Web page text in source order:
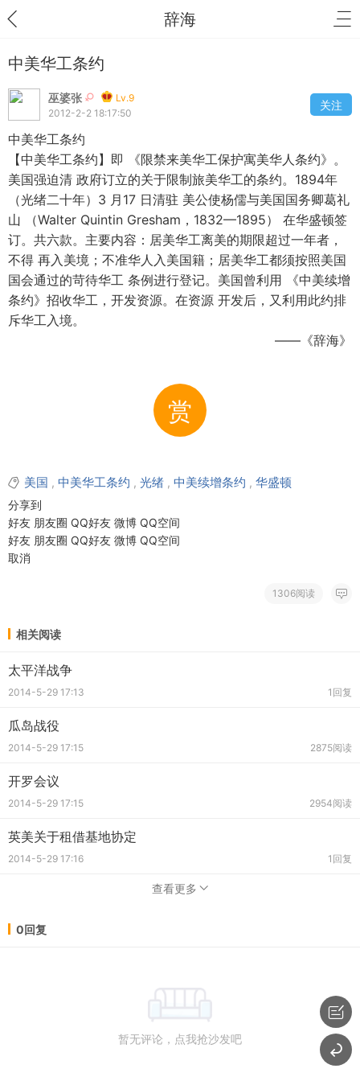
辞海
中美华工条约
巫婆张
Lv.9
2012-2-2 18:17:50
关注
中美华工条约
【中美华工条约】即 《限禁来美华工保护寓美华人条约》。
美国强迫清 政府订立的关于限制旅美华工的条约。1894年
（光绪二十年）3 月17 日清驻 美公使杨儒与美国国务卿葛礼
山 （Walter Quintin Gresham，1832—1895） 在华盛顿签
订。共六款。主要内容：居美华工离美的期限超过一年者，
不得 再入美境；不准华人入美国籍；居美华工都须按照美国
国会通过的苛待华工 条例进行登记。美国曾利用 《中美续增
条约》招收华工，开发资源。在资源 开发后，又利用此约排
斥华工入境。
——《辞海》
赏
美国 , 中美华工条约 , 光绪 , 中美续增条约 , 华盛顿
分享到
好友 朋友圈 QQ好友 微博 QQ空间
好友 朋友圈 QQ好友 微博 QQ空间
取消
1306阅读
相关阅读
太平洋战争
2014-5-29 17:13 1回复
瓜岛战役
2014-5-29 17:15 2875阅读
开罗会议
2014-5-29 17:15 2954阅读
英美关于租借基地协定
2014-5-29 17:16 1回复
查看更多
0回复
暂无评论，点我抢沙发吧